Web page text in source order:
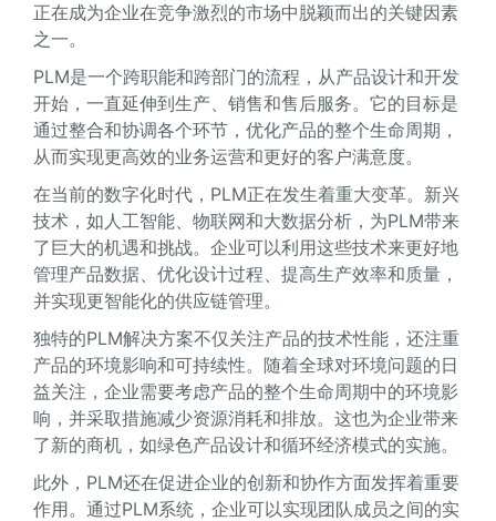
正在成为企业在竞争激烈的市场中脱颖而出的关键因素
之一。
PLM是一个跨职能和跨部门的流程，从产品设计和开发
开始，一直延伸到生产、销售和售后服务。它的目标是
通过整合和协调各个环节，优化产品的整个生命周期，
从而实现更高效的业务运营和更好的客户满意度。
在当前的数字化时代，PLM正在发生着重大变革。新兴
技术，如人工智能、物联网和大数据分析，为PLM带来
了巨大的机遇和挑战。企业可以利用这些技术来更好地
管理产品数据、优化设计过程、提高生产效率和质量，
并实现更智能化的供应链管理。
独特的PLM解决方案不仅关注产品的技术性能，还注重
产品的环境影响和可持续性。随着全球对环境问题的日
益关注，企业需要考虑产品的整个生命周期中的环境影
响，并采取措施减少资源消耗和排放。这也为企业带来
了新的商机，如绿色产品设计和循环经济模式的实施。
此外，PLM还在促进企业的创新和协作方面发挥着重要
作用。通过PLM系统，企业可以实现团队成员之间的实